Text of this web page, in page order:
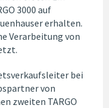
3000 auf
erhalten.
Verarbeitung von
bei
von
zweiten TARGO